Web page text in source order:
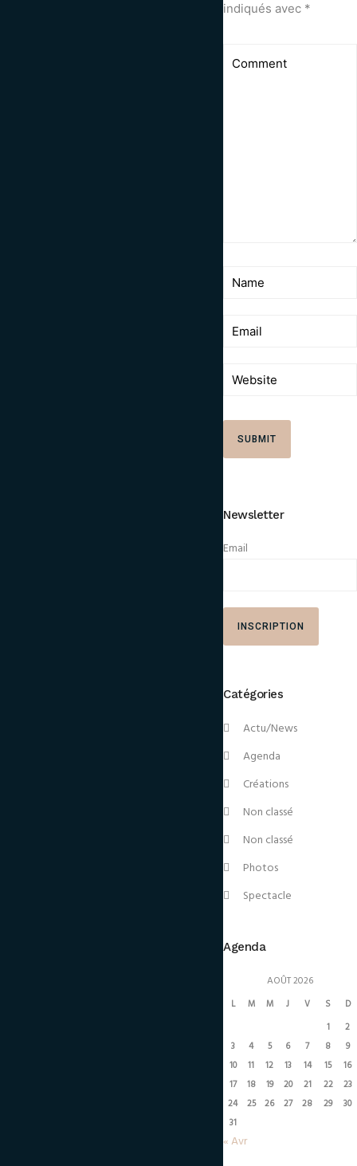
indiqués avec *
Newsletter
Email
Catégories
Actu/News
Agenda
Créations
Non classé
Non classé
Photos
Spectacle
Agenda
AOÛT 2026
L M M J V S
D
1
2
3
4 5 6 7 8
9
10
11 12 13 14 15
16
17
18 19 20 21 22
23
24
25 26 27 28 29
30
31
« Avr